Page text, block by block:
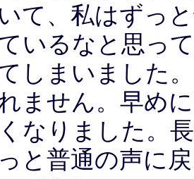
て、私はずっ
いるなと思っ
しまいました
ません。早め
なりました。
と普通の声に